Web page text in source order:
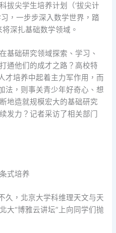
拔尖学生培养计划（‘拔尖计
，一步步深入数学世界，踏
深扎基础数学领域。
基础研究领域探索、学习、
通他们的成才之路？高校特
才培养中起着主力军作用，而
法，则事关青少年好奇心、想
地造就规模宏大的基础研究
发力？记者采访了相关部门
式培养
久，北京大学科维理天文与天
大“博雅云讲坛”上向同学们抛